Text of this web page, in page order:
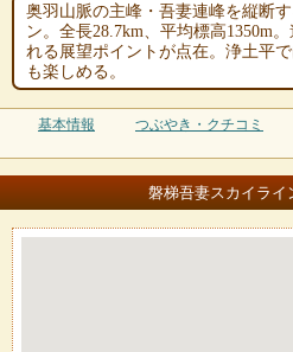
奥羽山脈の主峰・吾妻連峰を縦断
ン。全長28.7km、平均標高1350m
れる展望ポイントが点在。浄土平
も楽しめる。
基本情報 つぶやき・クチコミ
磐梯吾妻スカイライ